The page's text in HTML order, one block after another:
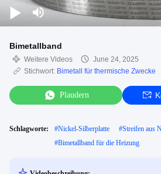
Bimetallband
Weitere Videos
June 24, 2025
Stichwort: Bimetall für thermische Zwecke
Plaudern
Schlagworte: #Nickel-Silberplatte #Streifen aus
#Bimetallband für die Heizung